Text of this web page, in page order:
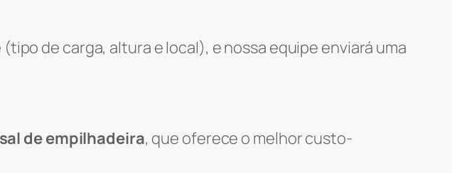
de carga, altura e local), e nossa equipe enviará uma
de empilhadeira, que oferece o melhor custo-